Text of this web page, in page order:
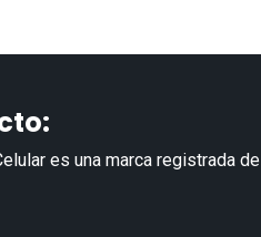
es una marca registrada